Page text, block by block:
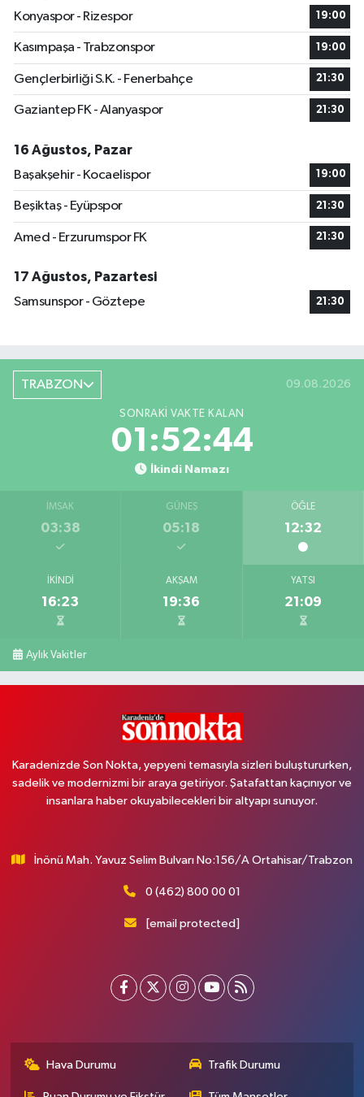
Konyaspor - Rizespor
19:00
Kasımpaşa - Trabzonspor 19:00
Gençlerbirliği S.K. - Fenerbahçe 21:30
Gaziantep FK - Alanyaspor 21:30
16 Ağustos, Pazar
Başakşehir - Kocaelispor
19:00
Beşiktaş - Eyüpspor 21:30
Amed - Erzurumspor FK 21:30
17 Ağustos, Pazartesi
Samsunspor - Göztepe
21:30
TRABZON 09.08.2026
SONRAKI VAKTE KALAN
01:52:43
İkindi Namazı
İMSAK
03:38
GÜNEŞ
05:18
ÖĞLE
12:32
İKINDI
16:23
AKŞAM
19:36
YATSI
21:09
Aylık Vakitler
Karadenizde Son Nokta, yepyeni temasıyla sizleri buluştururken,
sadelik ve modernizmi bir araya getiriyor. Şatafattan kaçınıyor ve
insanlara haber okuyabilecekleri bir altyapı sunuyor.
İnönü Mah. Yavuz Selim Bulvarı No:156/A Ortahisar/Trabzon
0 (462) 800 00 01
[email protected]
Hava Durumu Trafik Durumu